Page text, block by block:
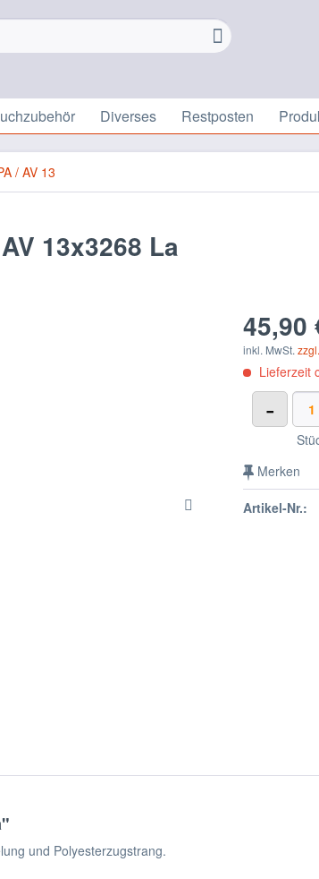
Diverses Restposten
/ AV 13
13x3268 La
45,90
inkl. MwSt.
Lieferzeit
-
Merken
Artikel-Nr.:
und Polyesterzugstrang.